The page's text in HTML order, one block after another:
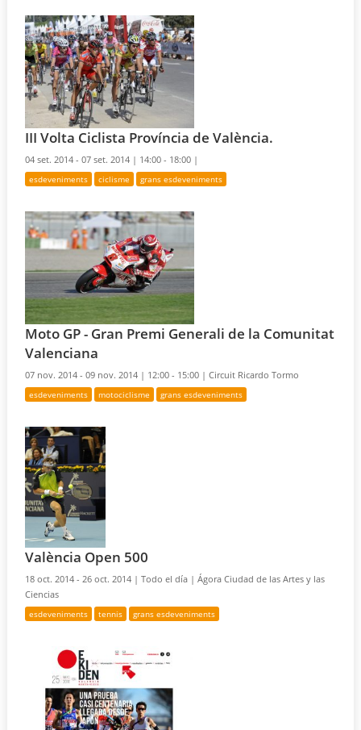
III Volta Ciclista Província de València.
04 set. 2014 - 07 set. 2014 | 14:00 - 18:00 |
esdeveniments ciclisme grans esdeveniments
Moto GP - Gran Premi Generali de la Comunitat
Valenciana
07 nov. 2014 - 09 nov. 2014 | 12:00 - 15:00 |Circuit Ricardo Tormo
esdeveniments motociclisme grans esdeveniments
València Open 500
18 oct. 2014 - 26 oct. 2014 |Todo el día |Ágora Ciudad de las Artes y las
Ciencias
esdeveniments tennis grans esdeveniments